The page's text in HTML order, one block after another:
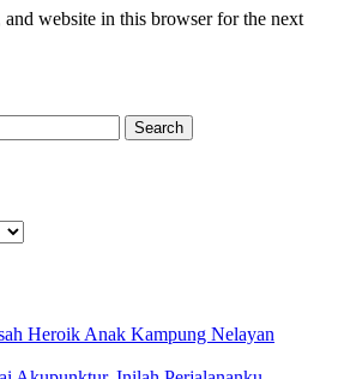
and website in this browser for the next
Heroik Anak Kampung Nelayan